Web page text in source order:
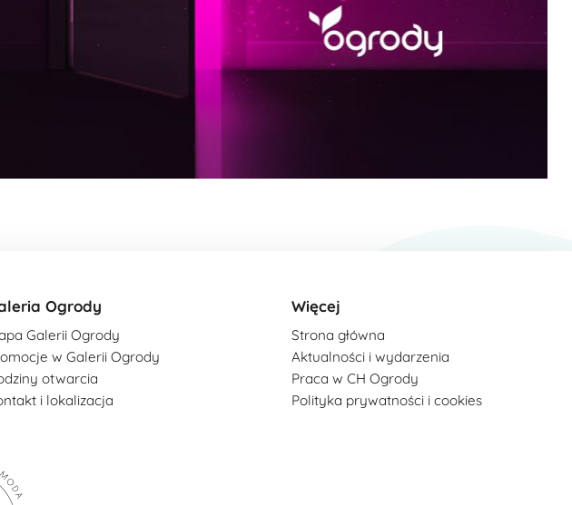
Ogrody
Galerii Ogrody
w Galerii Ogrody
otwarcia
i lokalizacja
Więcej
Strona główna
Aktualności i wydarzenia
Praca w CH Ogrody
Polityka prywatności i cookies